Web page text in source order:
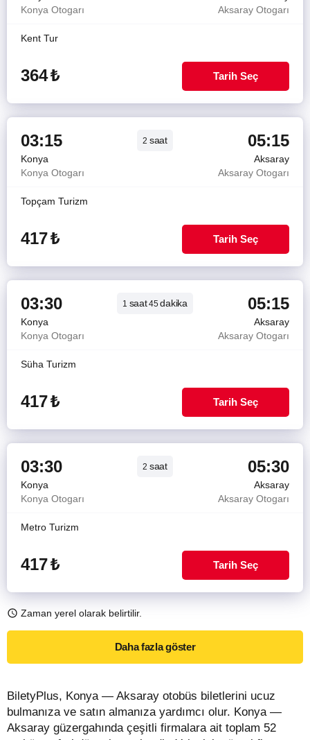
Konya Otogarı
Aksaray Otogarı
Kent Tur
364₺ Tarih Seç
03:15 2 saat 05:15
Konya
Aksaray
Konya Otogarı
Aksaray Otogarı
Topçam Turizm
417₺ Tarih Seç
03:30 1 saat45dakika 05:15
Konya
Aksaray
Konya Otogarı
Aksaray Otogarı
Süha Turizm
417₺ Tarih Seç
03:30 2 saat 05:30
Konya
Aksaray
Konya Otogarı
Aksaray Otogarı
Metro Turizm
417₺ Tarih Seç
Zaman yerel olarak belirtilir.
Daha fazla göster
BiletyPlus, Konya — Aksaray otobüs biletlerini ucuz
bulmanıza ve satın almanıza yardımcı olur. Konya —
Aksaray güzergahında çeşitli firmalara ait toplam 52